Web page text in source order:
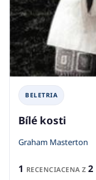
BELETRIA
Bílé kosti
Graham Masterton
1 RECENCIACENA Z 2